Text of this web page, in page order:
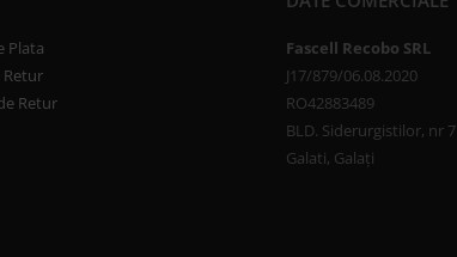
Plata
Retur
Retur
Fascell Recobo SRL
J17/879/06.08.2020
RO42883489
BLD. Siderurgistilor, nr 7
Galati, Galați